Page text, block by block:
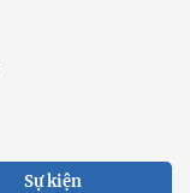
Sự kiện